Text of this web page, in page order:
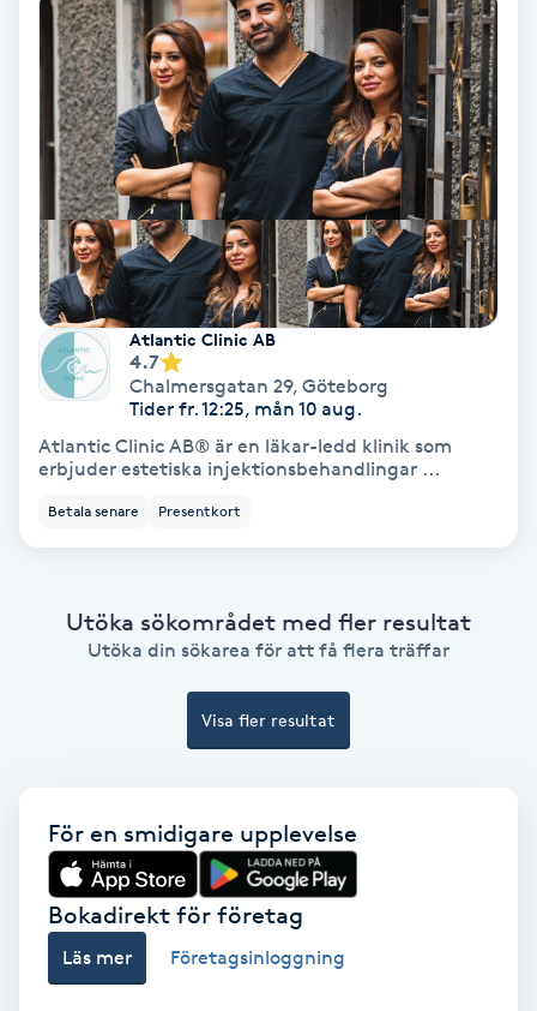
Hudvård
Hyaluronsyra
Hyperhidros
Hypnos
Hårborttagning
Hårbottenbehandling
Hårförlängning
Hårvård
Hälsa
Hälsprickor
IPL hårborttagning
IR-massage
Atlantic Clinic AB
4.7
Chalmersgatan 29, Göteborg
Tider fr. 12:25, mån 10 aug.
Atlantic Clinic AB® är en läkar-ledd klinik som
erbjuder estetiska injektionsbehandlingar ...
Betala senare Presentkort
Utöka sökområdet med fler resultat
Utöka din sökarea för att få flera träffar
Visa fler resultat
För en smidigare upplevelse
Bokadirekt för företag
Läs mer Företagsinloggning